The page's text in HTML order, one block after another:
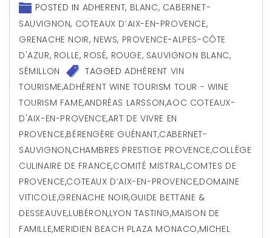
POSTED IN ADHERENT, BLANC, CABERNET-
SAUVIGNON, COTEAUX D’AIX-EN-PROVENCE,
GRENACHE NOIR, NEWS, PROVENCE-ALPES-CÔTE
D'AZUR, ROLLE, ROSÉ, ROUGE, SAUVIGNON BLANC,
SÉMILLON
TAGGEDADHÉRENT VIN
TOURISME,ADHÉRENT WINE TOURISM TOUR - WINE
TOURISM FAME,ANDRÉAS LARSSON,AOC COTEAUX-
D'AIX-EN-PROVENCE,ART DE VIVRE EN
PROVENCE,BÉRENGÈRE GUÉNANT,CABERNET-
SAUVIGNON,CHAMBRES PRESTIGE PROVENCE,COLLÈGE
CULINAIRE DE FRANCE,COMITÉ MISTRAL,COMTES DE
PROVENCE,COTEAUX D’AIX-EN-PROVENCE,DOMAINE
VITICOLE,GRENACHE NOIR,GUIDE BETTANE &
DESSEAUVE,LUBÉRON,LYON TASTING,MAISON DE
FAMILLE,MERIDIEN BEACH PLAZA MONACO,MICHEL